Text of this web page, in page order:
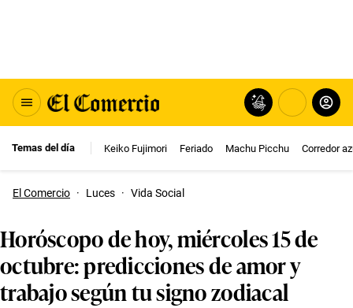
Temas del día Keiko Fujimori Feriado Machu Picchu Corredor
El Comercio · Luces · Vida Social
Horóscopo de hoy, miércoles 15 de
octubre: predicciones de amor y
trabajo según tu signo zodiacal